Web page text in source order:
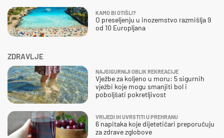
ZDRAVLJE
NAJSIGURNIJI OBLIK REKREACIJE
Vježbe za koljeno u moru: 5 sigurnih
vježbi koje mogu smanjiti bol i
poboljšati pokretljivost
VRIJEDI IH UVRSTITI U PREHRANU
6 napitaka koje dijetetičari preporučuju
za zdrave zglobove
KAMO BI OTIŠLI?
O preseljenju u inozemstvo razmišlja 9
od 10 Europljana